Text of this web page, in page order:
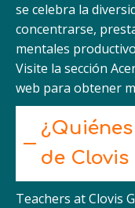
se celebra la
concentrarse,
mentales
Visite la sección
web para obtener
de
Teachers at Clovis